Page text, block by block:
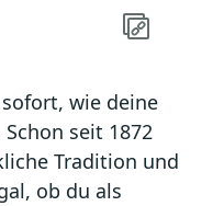
wie deine
seit 1872
Tradition und
ob du als